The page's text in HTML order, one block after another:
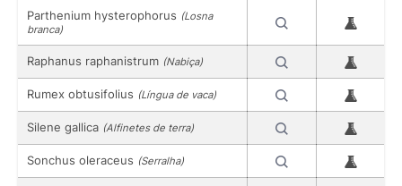
Parthenium hysterophorus (Losna
branca)
Raphanus raphanistrum (Nabiça)
Rumex obtusifolius (Língua de vaca)
Silene gallica (Alfinetes de terra)
Sonchus oleraceus (Serralha)